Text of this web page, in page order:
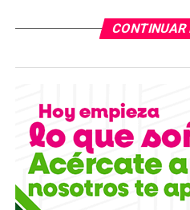
dosis de sustancias
El detenido fue puesto a
General del Estado (FGE)
autoridad que determinará
conforme a derecho y
correspondientes.
CONTINUAR